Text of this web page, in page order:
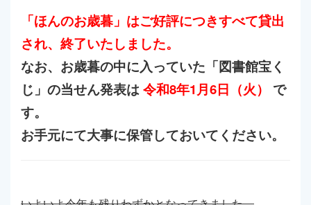
「ほんのお歳暮」はご好評につきすべて貸出
され、終了いたしました。
なお、お歳暮の中に入っていた「図書館宝く
じ」の当せん発表は令和8年1月6日（火）
で
す。
お手元にて大事に保管しておいてください。